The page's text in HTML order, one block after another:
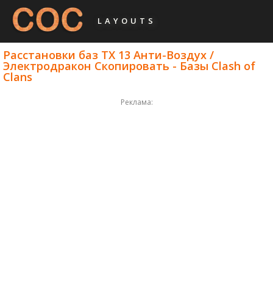
LAYOUTS
Расстановки баз ТХ 13 Анти-Воздух /
Электродракон Скопировать - Базы Clash of
Clans
Реклама: